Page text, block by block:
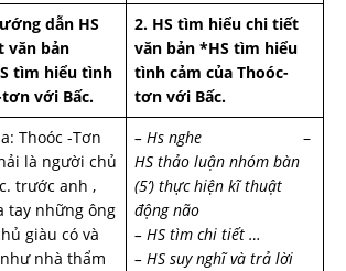
dẫn HS
văn bản
tìm hiểu tình
với Bấc.
2. HS tìm hiểu chi tiết
văn bản *HS tìm hiểu
tình cảm của Thoóc-
tơn với Bấc.
Thoóc -Tơn
là người chủ
trước anh ,
tay những ông
giàu có và
nhà thẩm
– Hs nghe
–
HS thảo luận nhóm bàn
(5’) thực hiện kĩ thuật
động não
– HS tìm chi tiết …
– HS suy nghĩ và trả lời